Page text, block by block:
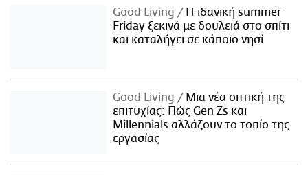
Good Living
Η ιδανική summer
Friday ξεκινά με δουλειά στο σπίτι
και καταλήγει σε κάποιο νησί
Good Living
Μια νέα οπτική της
επιτυχίας: Πώς Gen Zs και
Millennials αλλάζουν το τοπίο της
εργασίας